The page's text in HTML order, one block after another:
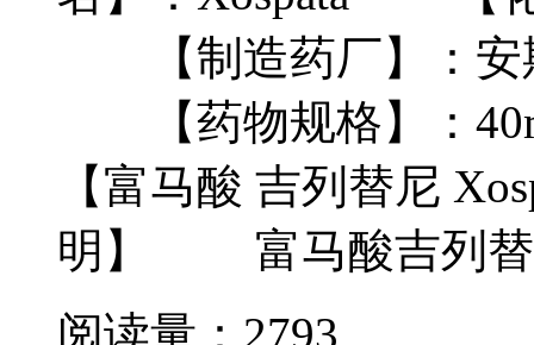
【制造药厂】：安
【药物规格】：
【富马酸 吉列替尼
明】 富马酸吉列替
阅读量：2793